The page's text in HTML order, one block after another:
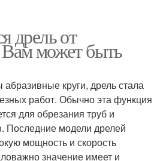
дрель от
может быть
круги, дрель стала
работ. Обычно эта функция
для обрезания труб и
Последние модели дрелей
мощность и скорость
значение имеет и